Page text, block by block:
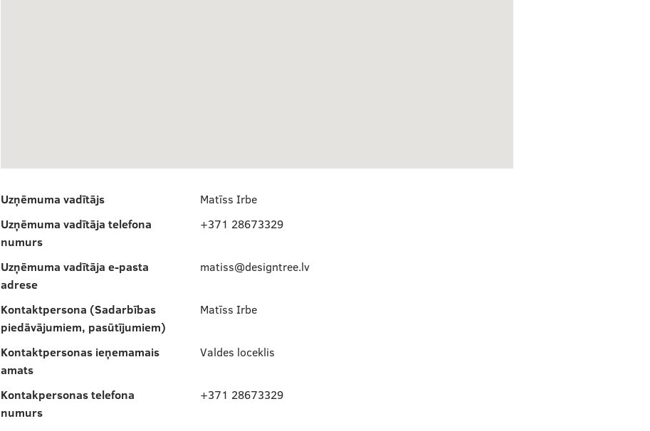
Uzņēmuma vadītājs
Matīss Irbe
Uzņēmuma vadītāja telefona
numurs
+371 28673329
Uzņēmuma vadītāja e-pasta
adrese
matiss@designtree.lv
Kontaktpersona (Sadarbības
piedāvājumiem, pasūtījumiem)
Matīss Irbe
Kontaktpersonas ieņemamais
amats
Valdes loceklis
Kontakpersonas telefona
numurs
+371 28673329